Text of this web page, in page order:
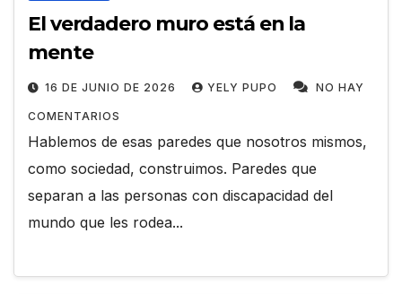
El verdadero muro está en la
mente
16 DE JUNIO DE 2026 YELY PUPO NO HAY
COMENTARIOS
Hablemos de esas paredes que nosotros mismos,
como sociedad, construimos. Paredes que
separan a las personas con discapacidad del
mundo que les rodea...